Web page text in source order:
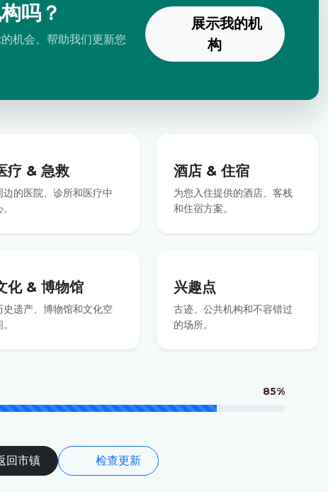
吗？
机会。帮助我们更新您
展示我的机
构
疗 & 急救
边的医院、诊所和医疗中
酒店 & 住宿
为您入住提供的酒店、客栈
和住宿方案。
化 & 博物馆
史遗产、博物馆和文化空
兴趣点
古迹、公共机构和不容错过
的场所。
85%
回市镇 检查更新